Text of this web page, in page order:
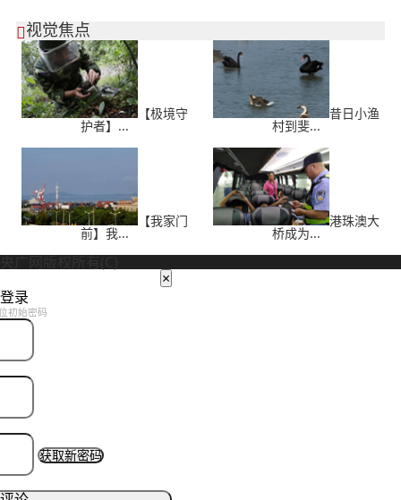
视觉焦点
【极境守
护者】...
昔日小渔
村到斐...
【我家门
前】我...
港珠澳大
桥成为...
×
录
初始密码
获取新密码